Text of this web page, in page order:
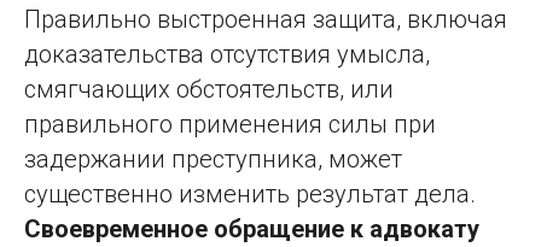
Правильно выстроенная защита, включая
доказательства отсутствия умысла,
смягчающих обстоятельств, или
правильного применения силы при
задержании преступника, может
существенно изменить результат дела.
Своевременное обращение к адвокату